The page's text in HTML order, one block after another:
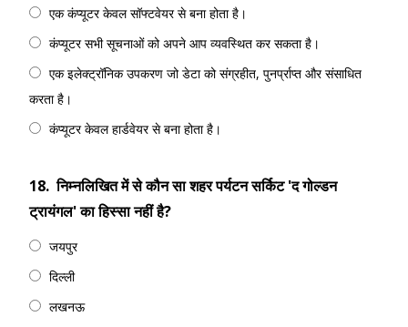
एक कंप्यूटर केवल सॉफ्टवेयर से बना होता है।
कंप्यूटर सभी सूचनाओं को अपने आप व्यवस्थित कर सकता है।
एक इलेक्ट्रॉनिक उपकरण जो डेटा को संग्रहीत, पुनर्प्राप्त और संसाधित
करता है।
कंप्यूटर केवल हार्डवेयर से बना होता है।
18. निम्नलिखित में से कौन सा शहर पर्यटन सर्किट 'द गोल्डन
ट्रायंगल' का हिस्सा नहीं है?
जयपुर
दिल्ली
लखनऊ